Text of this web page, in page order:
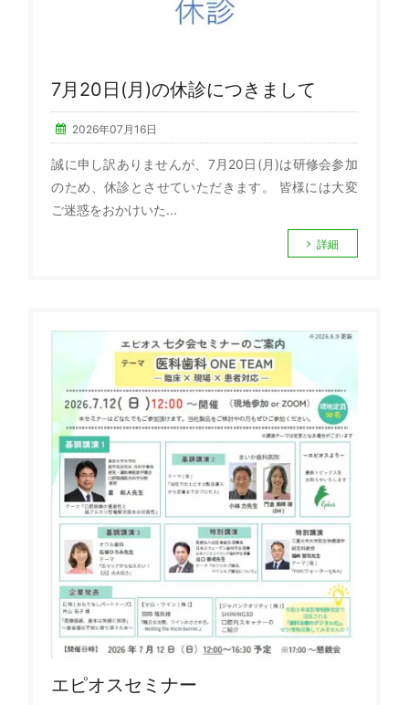
7月20日(月)の休診につきまして
2026年07月16日
誠に申し訳ありませんが、7月20日(月)は研修会参加
のため、休診とさせていただきます。 皆様には大変
ご迷惑をおかけいた...
詳細
エピオスセミナー